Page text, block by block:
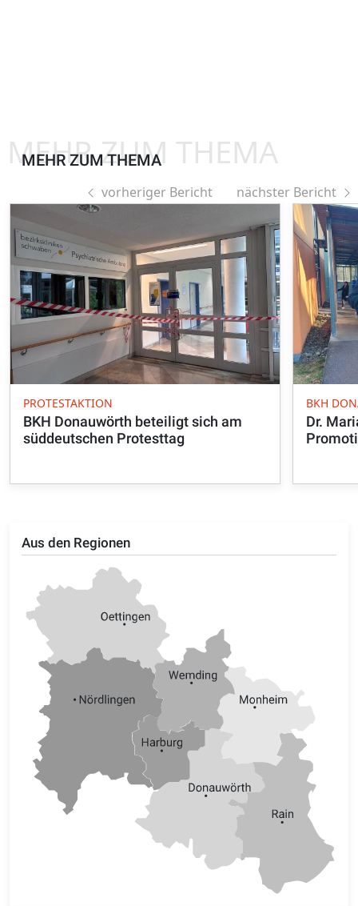
Aus den Regionen
MEHR ZUM THEMA
MEHR ZUM THEMA
vorheriger Bericht nächster Bericht
PROTESTAKTION
BKH Donauwörth beteiligt sich am
süddeutschen Protesttag
BKH
Dr.